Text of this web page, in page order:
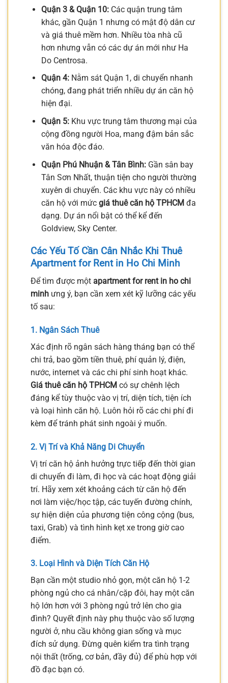
Quận 3 & Quận 10:Các quận trung tâm
khác, gần Quận 1 nhưng có mật độ dân cư
và giá thuê mềm hơn. Nhiều tòa nhà cũ
hơn nhưng vẫn có các dự án mới như Ha
Do Centrosa.
Quận 4:Nằm sát Quận 1, di chuyển nhanh
chóng, đang phát triển nhiều dự án căn hộ
hiện đại.
Quận 5:Khu vực trung tâm thương mại của
cộng đồng người Hoa, mang đậm bản sắc
văn hóa độc đáo.
Quận Phú Nhuận & Tân Bình:Gần sân bay
Tân Sơn Nhất, thuận tiện cho người thường
xuyên di chuyển. Các khu vực này có nhiều
căn hộ với mức giá thuê căn hộ TPHCM đa
dạng. Dự án nổi bật có thể kể đến
Goldview, Sky Center.
Các Yếu Tố Cần Cân Nhắc Khi Thuê
Apartment for Rent in Ho Chi Minh
Để tìm được một apartment for rent in ho chi
minh ưng ý, bạn cần xem xét kỹ lưỡng các yếu
tố sau:
1. Ngân Sách Thuê
Xác định rõ ngân sách hàng tháng bạn có thể
chi trả, bao gồm tiền thuê, phí quản lý, điện,
nước, internet và các chi phí sinh hoạt khác.
Giá thuê căn hộ TPHCM có sự chênh lệch
đáng kể tùy thuộc vào vị trí, diện tích, tiện ích
và loại hình căn hộ. Luôn hỏi rõ các chi phí đi
kèm để tránh phát sinh ngoài ý muốn.
2. Vị Trí và Khả Năng Di Chuyển
Vị trí căn hộ ảnh hưởng trực tiếp đến thời gian
di chuyển đi làm, đi học và các hoạt động giải
trí. Hãy xem xét khoảng cách từ căn hộ đến
nơi làm việc/học tập, các tuyến đường chính,
sự hiện diện của phương tiện công cộng (bus,
taxi, Grab) và tình hình kẹt xe trong giờ cao
điểm.
3. Loại Hình và Diện Tích Căn Hộ
Bạn cần một studio nhỏ gọn, một căn hộ 1-2
phòng ngủ cho cá nhân/cặp đôi, hay một căn
hộ lớn hơn với 3 phòng ngủ trở lên cho gia
đình? Quyết định này phụ thuộc vào số lượng
người ở, nhu cầu không gian sống và mục
đích sử dụng. Đừng quên kiểm tra tình trạng
nội thất (trống, cơ bản, đầy đủ) để phù hợp với
đồ đạc bạn có.